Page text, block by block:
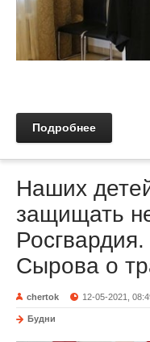
Подробнее
Наших
защищать
Сырова о
chertok 12-05-2021,
Будни